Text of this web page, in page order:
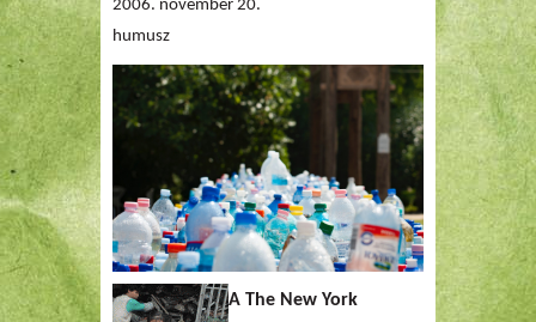
2006. november 20.
humusz
A The New York